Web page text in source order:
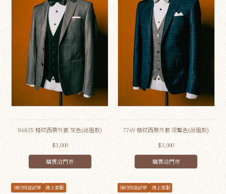
86835 格紋西裝外套 灰色(出租款)
$3,000
購買洽門市
7769 格紋西裝外套 深藍色(出租款)
$3,000
購買洽門市
預約到店試穿 線上客服 預約到店試穿 線上客服